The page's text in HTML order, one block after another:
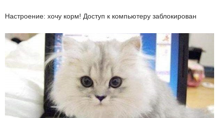
Настроение: хочу корм! Доступ к компьютеру заблокирован